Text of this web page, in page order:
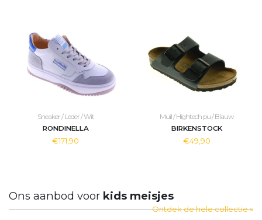
Sneaker / Leder / Wit
RONDINELLA
€171,90
Muil / Hightech pu / Blauw
BIRKENSTOCK
€49,90
Ons aanbod voor kids meisjes
Ontdek de hele collectie »